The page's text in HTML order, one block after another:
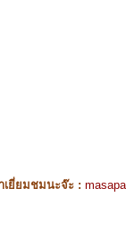
ยี่ยมชมนะจ๊ะ :